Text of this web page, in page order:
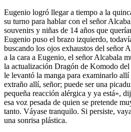
Eugenio logró llegar a tiempo a la
su turno para hablar con el señor
souvenirs y niñas de 14 años que
Eugenio puso el brazo izquierdo,
buscando los ojos exhaustos del señor
a la cara a Eugenio, el señor Alcabala
la actualización Dragón de Komodo
le levantó la manga para examinarlo
extraño allí, señor; puede ser una
pequeña reacción alérgica y ya está»,
esa voz pesada de quien se pretende
tanto. Váyase tranquilo. Si persiste,
una sonrisa plástica.